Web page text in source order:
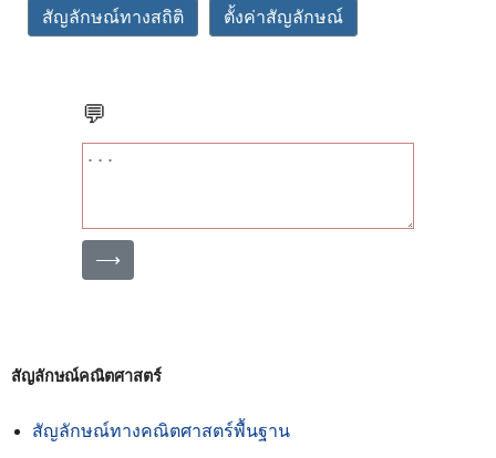
สัญลักษณ์ทางสถิติ ตั้งค่าสัญลักษณ์
💬
⟶
สัญลักษณ์คณิตศาสตร์
สัญลักษณ์ทางคณิตศาสตร์พื้นฐาน